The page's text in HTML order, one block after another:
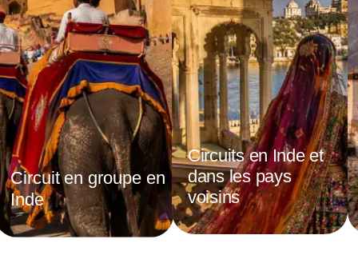
Circuit en groupe en
Inde
Circuits en Inde et
dans les pays
voisins